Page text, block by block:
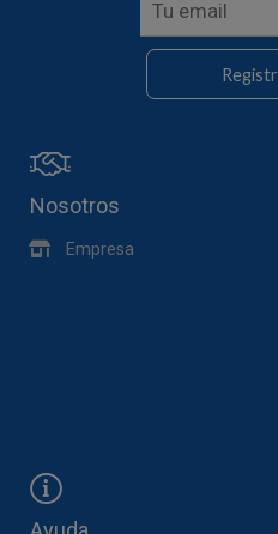
Nosotros
Empresa